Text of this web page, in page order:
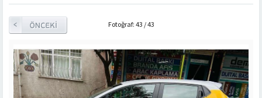
Fotoğraf: 43 / 43